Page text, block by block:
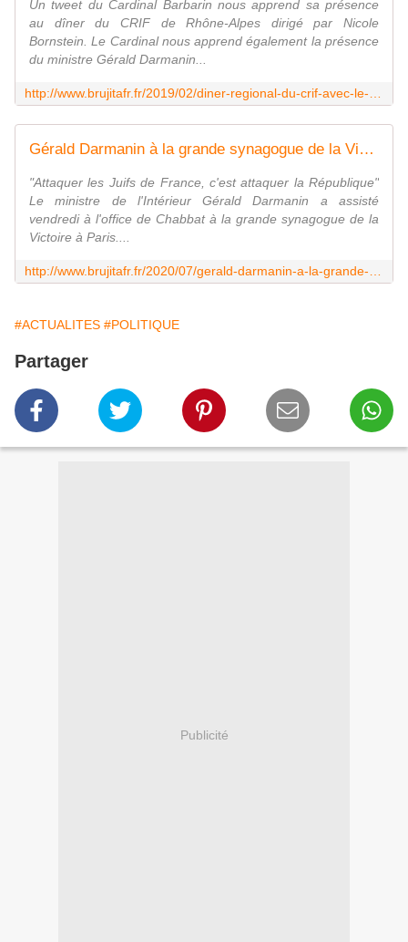
Un tweet du Cardinal Barbarin nous apprend sa présence
au dîner du CRIF de Rhône-Alpes dirigé par Nicole
Bornstein. Le Cardinal nous apprend également la présence
du ministre Gérald Darmanin...
Gérald Darmanin à la grande synagogue de la Victoire pour l'office de Chabbat - MOINS de BIENS PLUS de LIENS
"Attaquer les Juifs de France, c'est attaquer la République"
Le ministre de l'Intérieur Gérald Darmanin a assisté
vendredi à l'office de Chabbat à la grande synagogue de la
Victoire à Paris....
#ACTUALITES #POLITIQUE
Partager
Publicité